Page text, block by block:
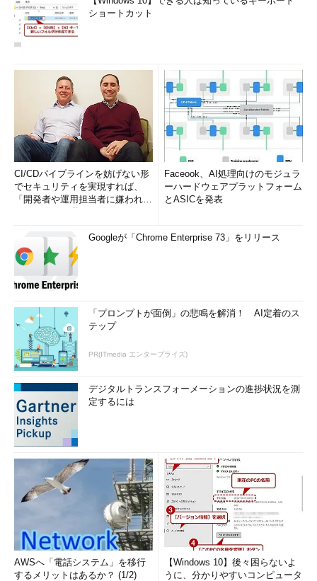
ショートカット
CI/CDパイプラインを妨げない形
でセキュリティを実現すれば、
「開発者や運用担当者に嫌われな
Faceook、AI処理向けのモジュラ
ーハードウェアプラットフォーム
とASICを発表
Googleが「Chrome Enterprise 73」をリリース
「プロンプトが面倒」の悲鳴を解消！ AI定着のス
テップ
PR(ITmedia エンタープライズ)
デジタルトランスフォーメーションの進捗状況を測
定するには
AWSへ「電話システム」を移行
するメリットはあるか？ (1/2)
【Windows 10】後々困らないよ
うに、分かりやすいコンピュータ